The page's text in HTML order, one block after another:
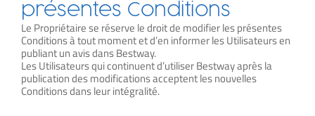
présentes Conditions
Le Propriétaire se réserve le droit de modifier les présentes
Conditions à tout moment et d’en informer les Utilisateurs en
publiant un avis dans Bestway.
Les Utilisateurs qui continuent d’utiliser Bestway après la
publication des modifications acceptent les nouvelles
Conditions dans leur intégralité.